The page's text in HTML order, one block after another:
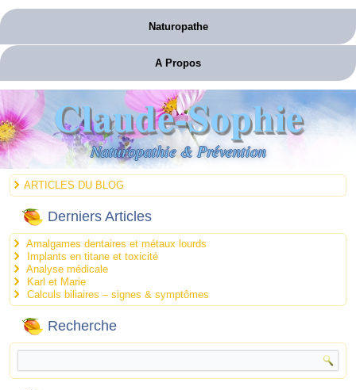
Naturopathe
A Propos
Claude-Sophie
Naturopathie & Prévention
ARTICLES DU BLOG
Derniers Articles
Amalgames dentaires et métaux lourds
Implants en titane et toxicité
Analyse médicale
Karl et Marie
Calculs biliaires – signes & symptômes
Recherche